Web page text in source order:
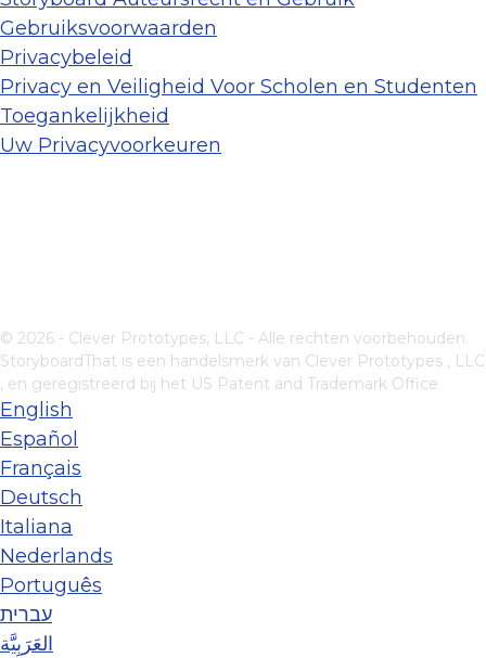
Gebruiksvoorwaarden
Privacybeleid
Privacy en Veiligheid Voor Scholen en Studenten
Toegankelijkheid
Uw Privacyvoorkeuren
© 2026 - Clever Prototypes, LLC - Alle rechten voorbehouden.
StoryboardThat is een handelsmerk van Clever Prototypes , LLC
, en geregistreerd bij het US Patent and Trademark Office
English
Español
Français
Deutsch
Italiana
Nederlands
Português
עברית
العَرَبِيَّة